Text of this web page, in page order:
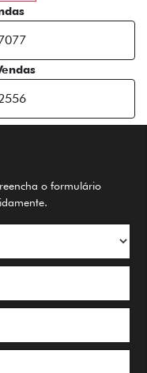
o formulário